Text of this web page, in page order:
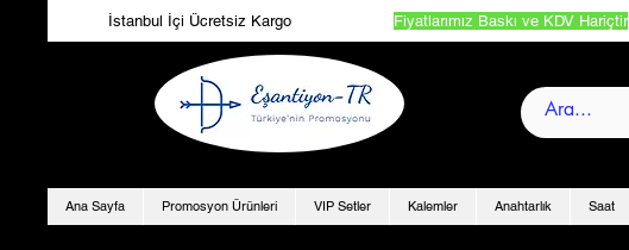
İstanbul İçi Ücretsiz Kargo Fiyatlarımız Baskı ve KDV Hariçtir
Ana Sayfa Promosyon Ürünleri VIP Setler Kalemler Anahtarlık Saat